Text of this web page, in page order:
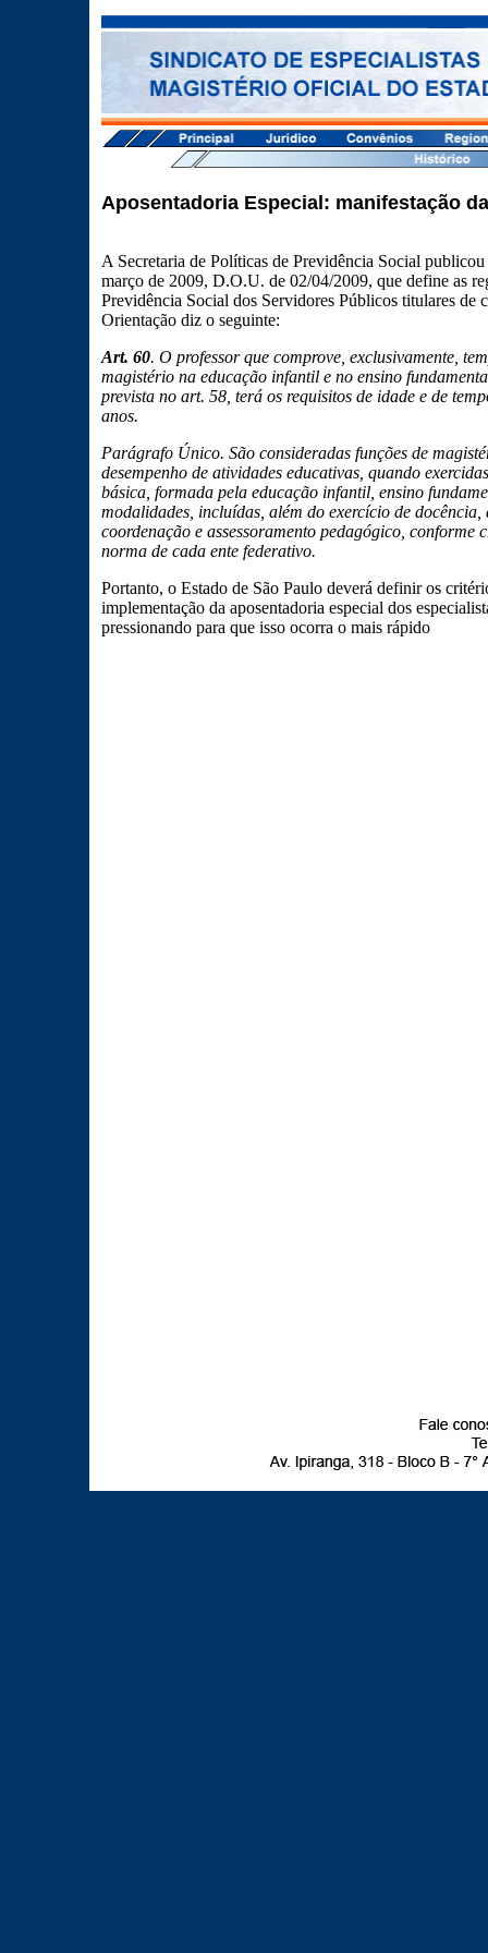
Aposentadoria Especial: manifestação
A Secretaria de Políticas de Previdência Social
março de 2009, D.O.U. de 02/04/2009, que define as
Previdência Social dos Servidores Públicos titulares de
Orientação diz o seguinte:
Art. 60. O professor que comprove, exclusivamente,
magistério na educação infantil e no ensino
prevista no art. 58, terá os requisitos de idade e de
anos.
Parágrafo Único. São consideradas funções de
desempenho de atividades educativas, quando
básica, formada pela educação infantil, ensino
modalidades, incluídas, além do exercício de docência,
coordenação e assessoramento pedagógico, conforme
norma de cada ente federativo.
Portanto, o Estado de São Paulo deverá definir os
implementação da aposentadoria especial dos
pressionando para que isso ocorra o mais rápido